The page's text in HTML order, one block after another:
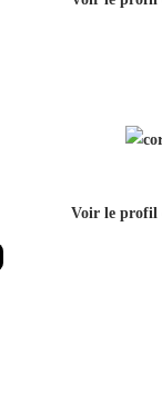
Voir le profil